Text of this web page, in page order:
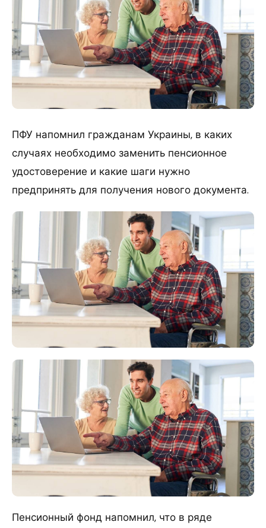
ПФУ напомнил гражданам Украины, в каких
случаях необходимо заменить пенсионное
удостоверение и какие шаги нужно
предпринять для получения нового документа.
Пенсионный фонд напомнил, что в ряде